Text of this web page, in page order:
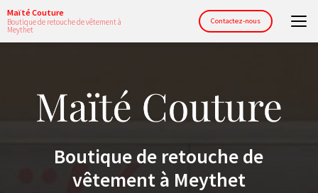
au
contenu
principal
Maïté Couture
Boutique de retouche de vêtement à
Meythet
Contactez-nous
Boutique de retouche de
vêtement à Meythet